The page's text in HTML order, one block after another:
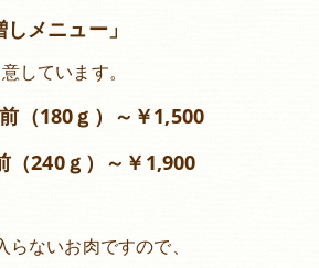
しメニュー」
しています。
（180ｇ）～￥1,500
（240ｇ）～￥1,900
ないお肉ですので、